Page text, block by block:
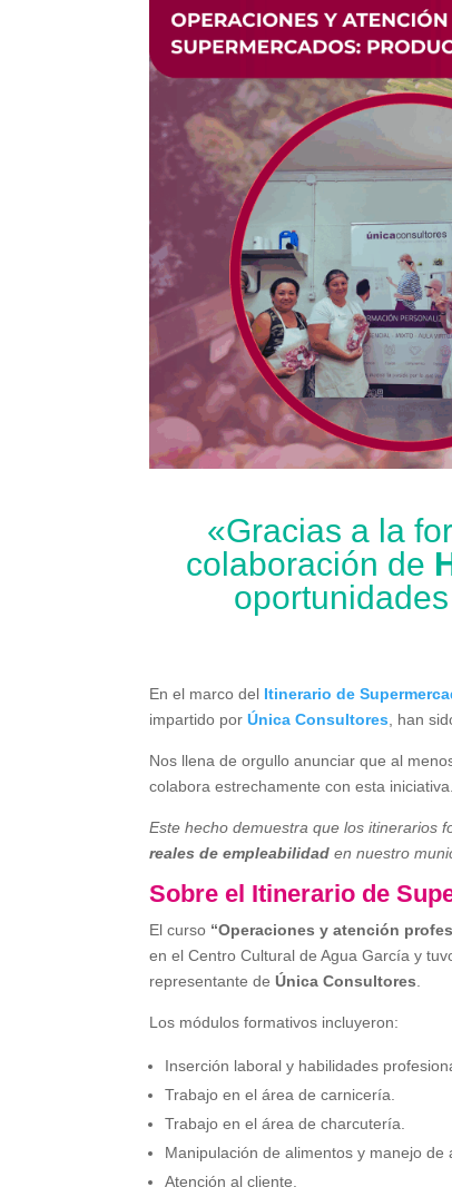
«Gracias a la
colaboración de
En el marco del Itinerario de
impartido porÚnica Consultores , han
Nos llena de orgullo anunciar que al
colabora estrechamente con esta iniciativa.
Este hecho demuestra que los itinerarios
reales de empleabilidad en nuestro
Sobre el Itinerario de
El curso “Operaciones y atención
en el Centro Cultural de Agua García y
representante deÚnica Consultores
Los módulos formativos incluyeron:
Inserción laboral y habilidades
Trabajo en el área de carnicería.
Trabajo en el área de charcutería.
Manipulación de alimentos y manejo de
Atención al cliente.